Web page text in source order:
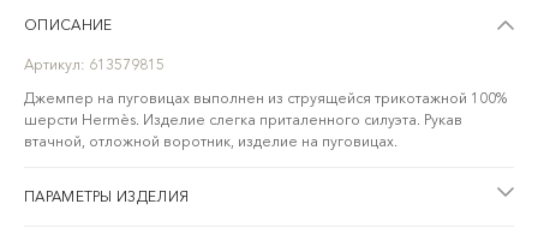
ОПИСАНИЕ
Артикул: 613579815
Джемпер на пуговицах выполнен из струящейся трикотажной 100%
шерсти Hermès. Изделие слегка приталенного силуэта. Рукав
втачной, отложной воротник, изделие на пуговицах.
ПАРАМЕТРЫ ИЗДЕЛИЯ